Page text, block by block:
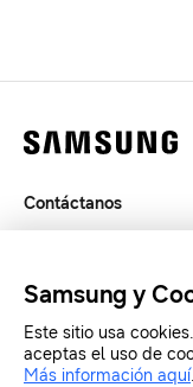
Contáctanos
SAMSUNG.COM
Copyright©
Samsung y
Este sitio usa
aceptas el uso de
Más información aquí.